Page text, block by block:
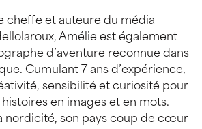
cheffe et auteure du média
Amélie est également
d’aventure reconnue dans
Cumulant 7 ans d’expérience,
sensibilité et curiosité pour
en images et en mots.
nordicité, son pays coup de cœur